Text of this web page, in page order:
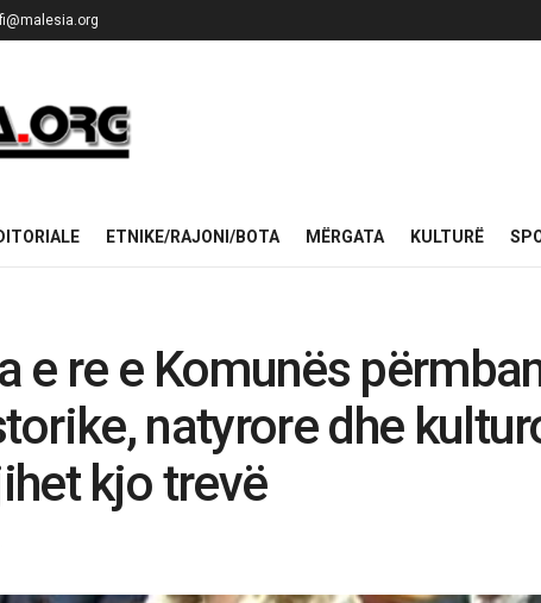
ETNIKE/RAJONI/BOTA MËRGATA KULTURË
e re e Komunës
natyrore dhe
kjo trevë